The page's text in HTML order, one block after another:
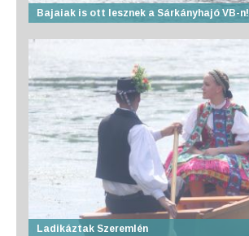
Bajaiak is ott lesznek a Sárkányhajó VB-n!
Ladikáztak Szeremlén